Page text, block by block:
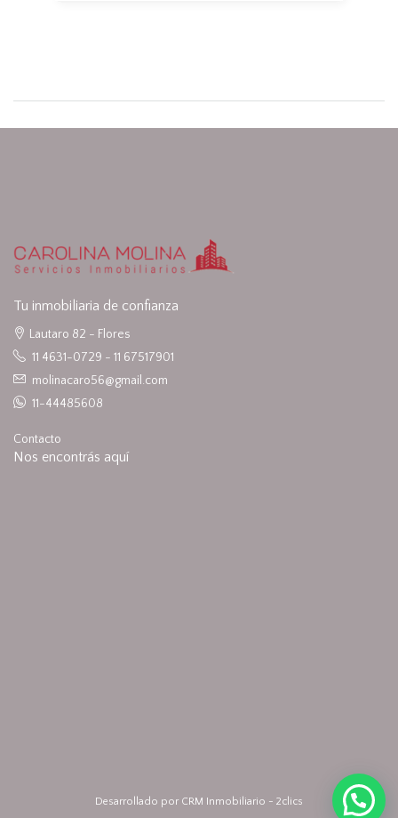
Tu inmobiliaria de confianza
Lautaro 82 - Flores
11 4631-0729 - 11 67517901
molinacaro56@gmail.com
11-44485608
Contacto
Nos encontrás aquí
Desarrollado por CRM Inmobiliario - 2clics